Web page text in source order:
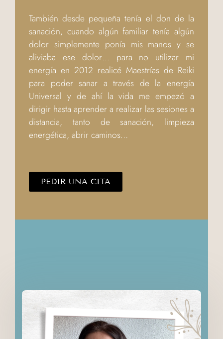
También desde pequeña tenía el don de la
sanación, cuando algún familiar tenía algún
dolor simplemente ponía mis manos y se
aliviaba ese dolor… para no utilizar mi
energía en 2012 realicé Maestrías de Reiki
para poder sanar a través de la energía
Universal y de ahí la vida me empezó a
dirigir hasta aprender a realizar las sesiones a
distancia, tanto de sanación, limpieza
energética, abrir caminos…
PEDIR UNA CITA